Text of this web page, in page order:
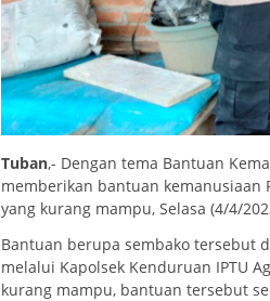
Tuban,- Dengan tema Bantuan
memberikan bantuan kemanusiaan
yang kurang mampu, Selasa (4/4/
Bantuan berupa sembako tersebut
melalui Kapolsek Kenduruan IPTU
kurang mampu, bantuan tersebut